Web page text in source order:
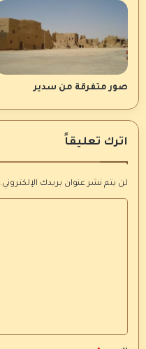
صور متفرقة من سدير
اترك تعليقاً
لن يتم نشر عنوان بريدك الإلكتروني.
ق